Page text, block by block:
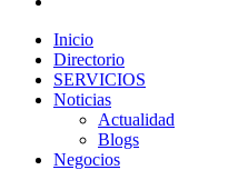
Inicio
Directorio
SERVICIOS
Noticias
Actualidad
Blogs
Negocios